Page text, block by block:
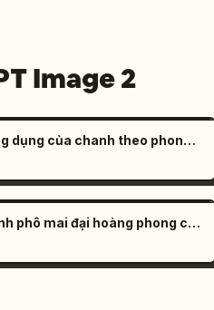
Image 2
Trang bìa PPT về công dụng của chanh theo phong cách hiện đại
Poster công thức bánh phô mai đại hoàng phong cách Anime